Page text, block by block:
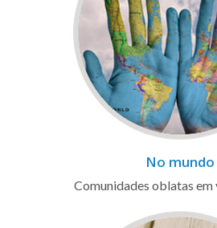
No mundo
Comunidades oblatas em